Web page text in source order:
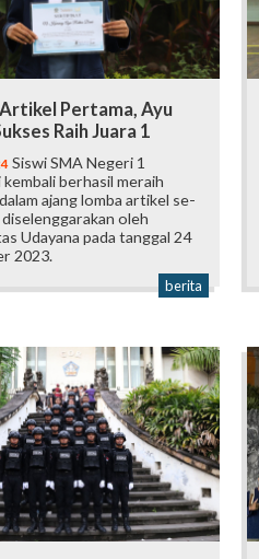
Pertama, Ayu
Raih Juara 1
Siswi SMA Negeri 1
berhasil meraih
ajang lomba artikel se-
diselenggarakan oleh
Udayana pada tanggal 24
2023.
berita